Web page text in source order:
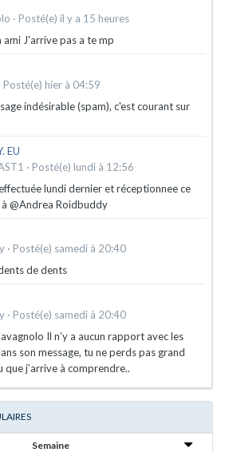
· Posté(e) il y a 15 heures
ami J'arrive pas a te mp
Posté(e) hier à 04:59
indésirable (spam), c'est courant sur
EU
· Posté(e) lundi à 12:56
lundi dernier et réceptionnee ce
@Andrea Roidbuddy
· Posté(e) samedi à 20:40
de dents
· Posté(e) samedi à 20:40
Il n’y a aucun rapport avec les
son message, tu ne perds pas grand
que j’arrive à comprendre..
Semaine